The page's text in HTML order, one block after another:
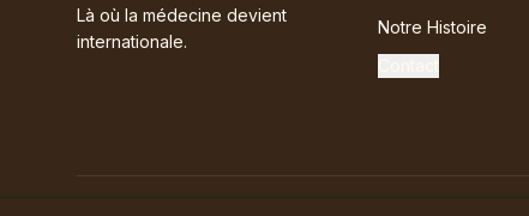
Là où la médecine devient
internationale.
Notre Histoire